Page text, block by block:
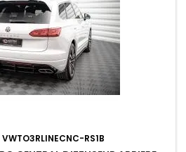
VWTO3RLINECNC-RS1B